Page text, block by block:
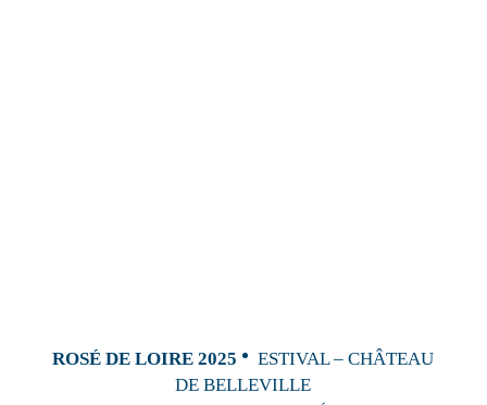
ROSÉ DE LOIRE 2025
ESTIVAL – CHÂTEAU
DE BELLEVILLE